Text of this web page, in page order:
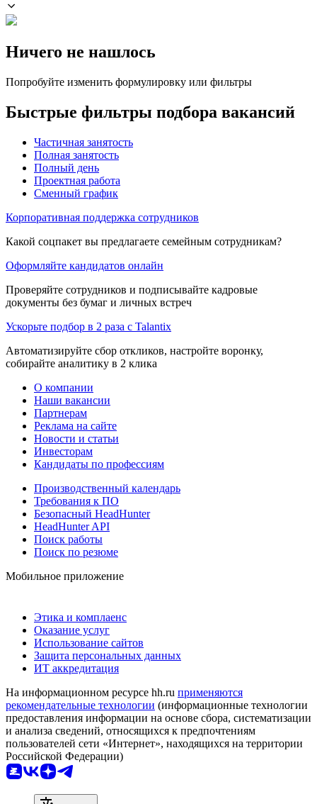
Ничего не нашлось
Попробуйте изменить формулировку или фильтры
Быстрые фильтры подбора вакансий
Частичная занятость
Полная занятость
Полный день
Проектная работа
Сменный график
Корпоративная поддержка сотрудников
Какой соцпакет вы предлагаете семейным сотрудникам?
Оформляйте кандидатов онлайн
Проверяйте сотрудников и подписывайте кадровые
документы без бумаг и личных встреч
Ускорьте подбор в 2 раза с Talantix
Автоматизируйте сбор откликов, настройте воронку,
собирайте аналитику в 2 клика
О компании
Наши вакансии
Партнерам
Реклама на сайте
Новости и статьи
Инвесторам
Кандидаты по профессиям
Производственный календарь
Требования к ПО
Безопасный HeadHunter
HeadHunter API
Поиск работы
Поиск по резюме
Мобильное приложение
Этика и комплаенс
Оказание услуг
Использование сайтов
Защита персональных данных
ИТ аккредитация
На информационном ресурсе hh.ru применяются
рекомендательные технологии (информационные технологии
предоставления информации на основе сбора, систематизации
и анализа сведений, относящихся к предпочтениям
пользователей сети «Интернет», находящихся на территории
Российской Федерации)